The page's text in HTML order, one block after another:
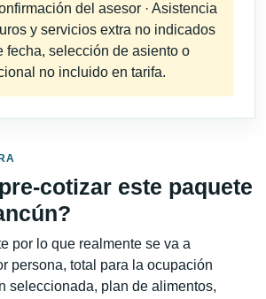
del asesor · Asistencia
y servicios extra no indicados
fecha, selección de asiento o
no incluido en tarifa.
cotizar este paquete
por lo que realmente se va a
persona, total para la ocupación
seleccionada, plan de alimentos,